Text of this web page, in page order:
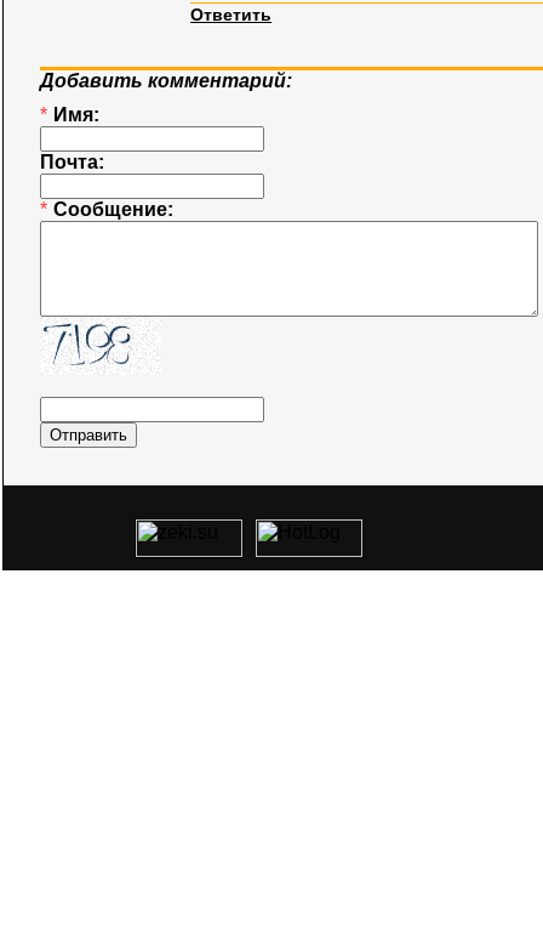
Ответить
Добавить комментарий:
* Имя:
Почта:
* Сообщение: